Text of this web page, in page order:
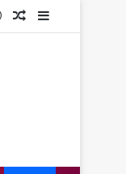
Log InRandom Article
Sidebar